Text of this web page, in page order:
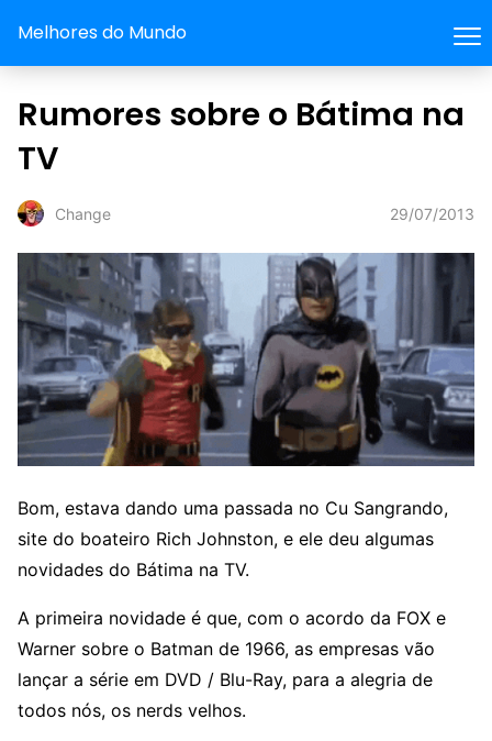
Melhores do Mundo
Rumores sobre o Bátima na
TV
Change 29/07/2013
Bom, estava dando uma passada no Cu Sangrando,
site do boateiro Rich Johnston, e ele deu algumas
novidades do Bátima na TV.
A primeira novidade é que, com o acordo da FOX e
Warner sobre o Batman de 1966, as empresas vão
lançar a série em DVD / Blu-Ray, para a alegria de
todos nós, os nerds velhos.